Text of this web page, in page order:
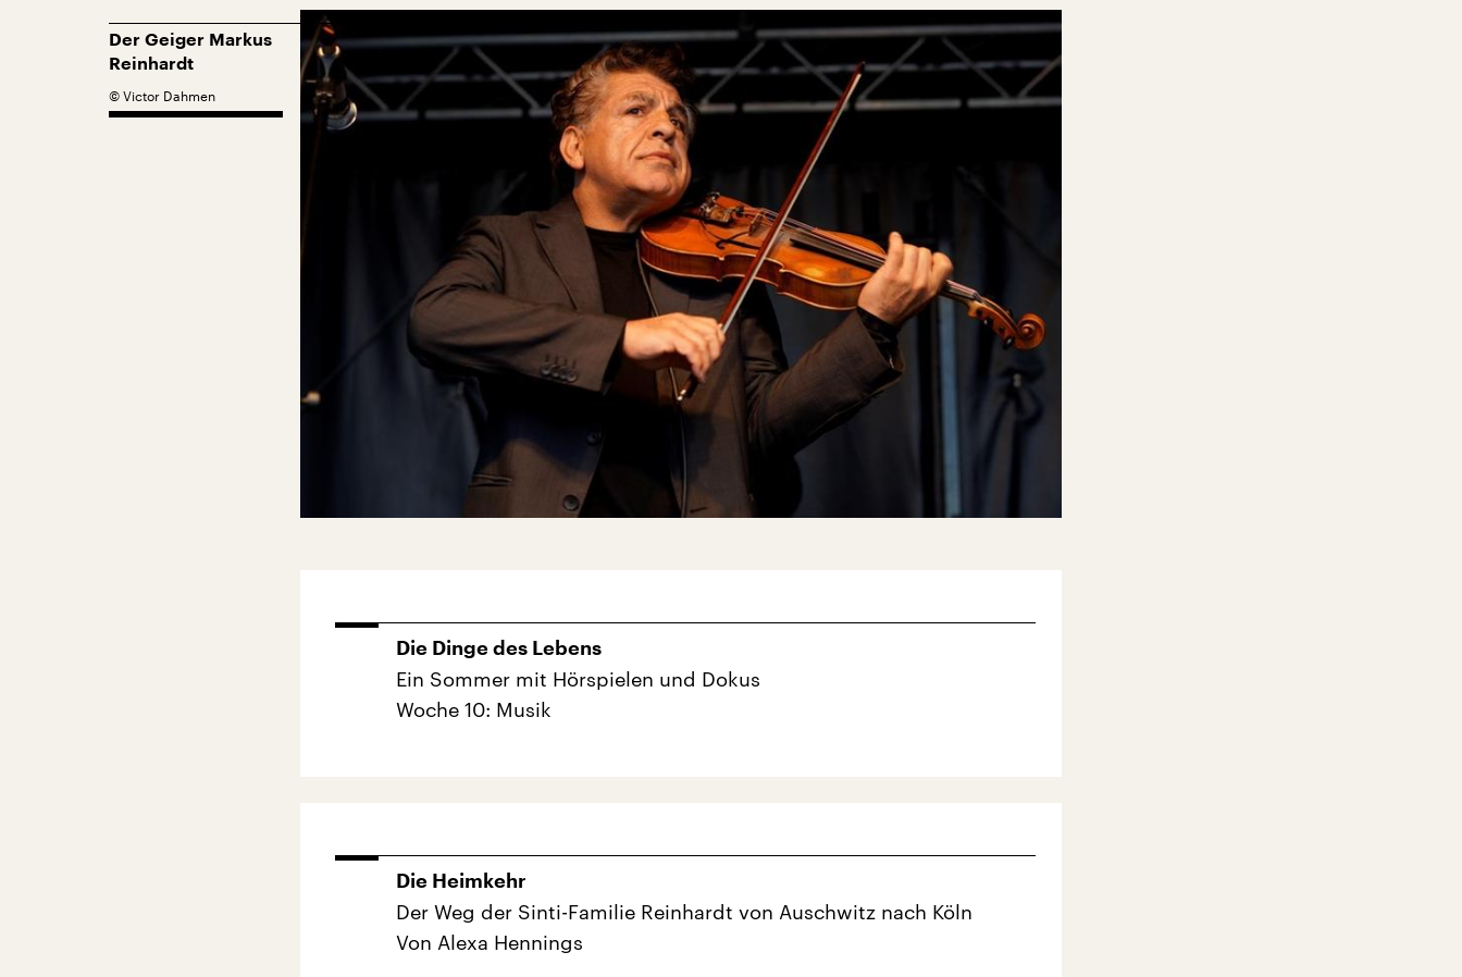
Der Geiger Markus
Reinhardt
© Victor Dahmen
Die Dinge des Lebens
Ein Sommer mit Hörspielen und Dokus
Woche 10: Musik
Die Heimkehr
Der Weg der Sinti-Familie Reinhardt von Auschwitz nach Köln
Von Alexa Hennings